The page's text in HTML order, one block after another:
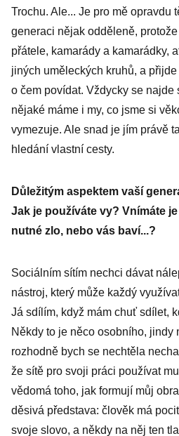
Trochu. Ale... Je pro mě opravdu
generaci nějak odděleně,
přátele, kamarády a kamarádky,
jiných uměleckých kruhů, a
o čem povídat. Vždycky se najde
nějaké máme i my, co jsme si
vymezuje. Ale snad je jím právě
hledání vlastní cesty.
Důležitým aspektem vaší
Jak je používáte vy? Vnímáte
nutné zlo, nebo vás baví...?
Sociálním sítím nechci dávat
nástroj, který může každý
Já sdílím, když mám chuť sdílet,
Někdy to je něco osobního, jindy
rozhodně bych se nechtěla
že sítě pro svoji práci používat
vědomá toho, jak formují můj
děsivá představa: člověk má
svoje slovo, a někdy na něj ten